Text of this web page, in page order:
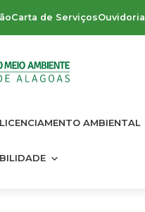
Carta de ServiçosOuvidoria
LICENCIAMENTO AMBIENTAL